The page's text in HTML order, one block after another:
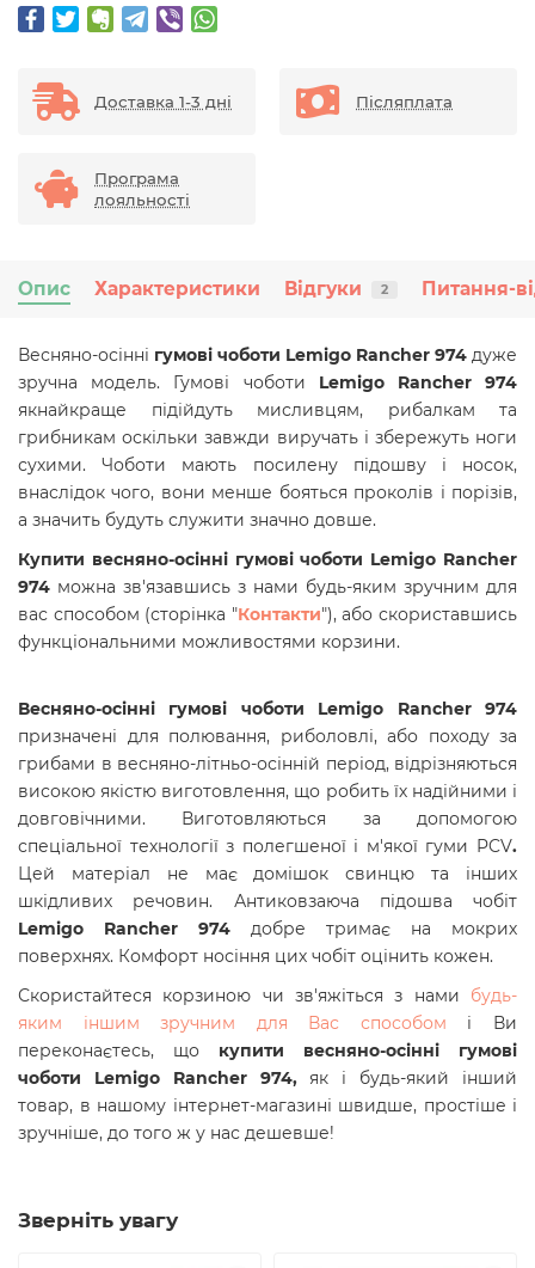
Доставка 1-3 дні Післяплата
Програма
лояльності
Опис Характеристики Відгуки 2 Питання-
Весняно-осінні гумові чоботи Lemigo Rancher 974 дуже
зручна модель. Гумові чоботи Lemigo Rancher 974
якнайкраще підійдуть мисливцям, рибалкам та
грибникам оскільки завжди виручать і збережуть ноги
сухими. Чоботи мають посилену підошву і носок,
внаслідок чого, вони менше бояться проколів і порізів,
а значить будуть служити значно довше.
Купити весняно-осінні гумові чоботи Lemigo Rancher
974 можна зв'язавшись з нами будь-яким зручним для
вас способом (сторінка "Контакти"), або скориставшись
функціональними можливостями корзини.
Весняно-осінні гумові чоботи Lemigo Rancher 974
призначені для полювання, риболовлі, або походу за
грибами в весняно-літньо-осінній період, відрізняються
високою якістю виготовлення, що робить їх надійними і
довговічними. Виготовляються за допомогою
спеціальної технології з полегшеної і м'якої гуми PCV.
Цей матеріал не має домішок свинцю та інших
шкідливих речовин. Антиковзаюча підошва чобіт
Lemigo Rancher 974 добре тримає на мокрих
поверхнях. Комфорт носіння цих чобіт оцінить кожен.
Скористайтеся корзиною чи зв'яжіться з нами будь-
яким іншим зручним для Вас способом і Ви
переконаєтесь, що купити весняно-осінні гумові
чоботи
Lemigo Rancher 974,як і будь-який інший
товар, в нашому інтернет-магазині швидше, простіше і
зручніше, до того ж у нас дешевше!
Зверніть увагу